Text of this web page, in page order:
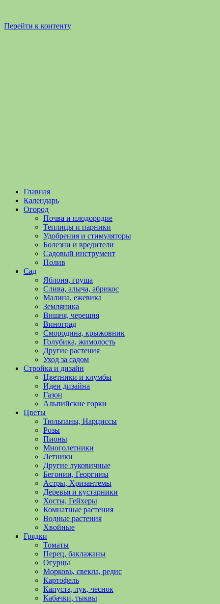
Перейти к контенту
Садоводство
Огородничество
Садоводство
огородничество
полезные
уходу
овощами,
растениями
Поможем
обустройстве
выращивании
Главная
Календарь
Огород
Почва и плодородие
Теплицы и парники
Удобрения и стимуляторы
Болезни и вредители
Садовый инструмент
Полив
Сад
Яблоня, груша
Слива, алыча, абрикос
Малина, ежевика
Земляника
Вишня, черешня
Виноград
Смородина, крыжовник
Голубика, жимолость
Другие растения
Уход за садом
Стройка и дизайн
Цветники и клумбы
Идеи дизайна
Газон
Альпийские горки
Цветы
Тюльпаны, Нарциссы
Розы
Пионы
Многолетники
Летники
Другие луковичные
Бегонии, Георгины
Астры, Хризантемы
Деревья и кустарники
Хосты, Гейхеры
Комнатные растения
Водные растения
Хвойные
Грядки
Томаты
Перец, баклажаны
Огурцы
Морковь, свекла, редис
Картофель
Капуста, лук, чеснок
Кабачки, тыквы